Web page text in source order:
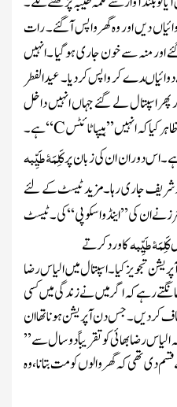
دیں اور وہ گھر واپس آگئے۔ رات
منہ سے خون جاری ہوگیا ۔انہیں
دوائیاںدے کر واپس کردیا۔ عیدالفطر
اسپتال لے گئے جہاں انہیں داخل
کیا کہ انہیں’’ ہیپاٹائٹC
‘‘ہے ۔
۔اس دوران ان کی زبان پرکَلِمَۂ طَیِّبہ
شریف جاری رہا۔ مزید ٹیسٹ کے لئے
نے انکی’’ اینڈ و ا سکو پی‘ ‘کی ۔ ٹیسٹ
کَلِمَۂ طَیِّبہکا ورد کرتے
تجویز کیا۔اسپتال میں الیاس رضا
رہے کہ اگر میں نے زندگی میں کسی
معاف کر دیں۔جس دن آپریشن ہوناتھاان
رضا بھائی کو تقریباً دو سال سے’’
قسم دی تھی کہ گھر والوں کو مت بتانا ،وہ